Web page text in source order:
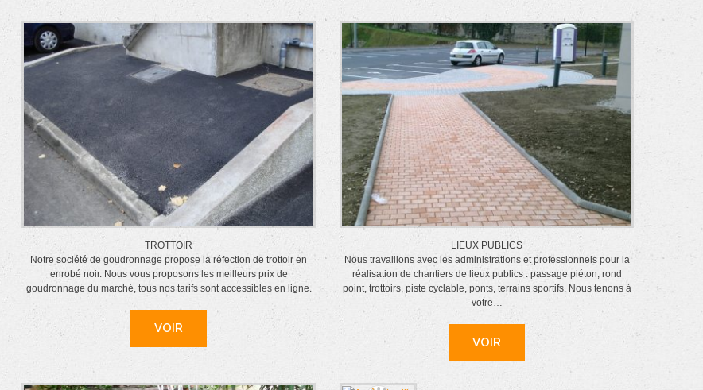
TROTTOIR
Notre société de goudronnage propose la réfection de trottoir en
enrobé noir. Nous vous proposons les meilleurs prix de
goudronnage du marché, tous nos tarifs sont accessibles en ligne.
VOIR
LIEUX PUBLICS
Nous travaillons avec les administrations et professionnels pour la
réalisation de chantiers de lieux publics : passage piéton, rond
point, trottoirs, piste cyclable, ponts, terrains sportifs. Nous tenons à
votre…
VOIR